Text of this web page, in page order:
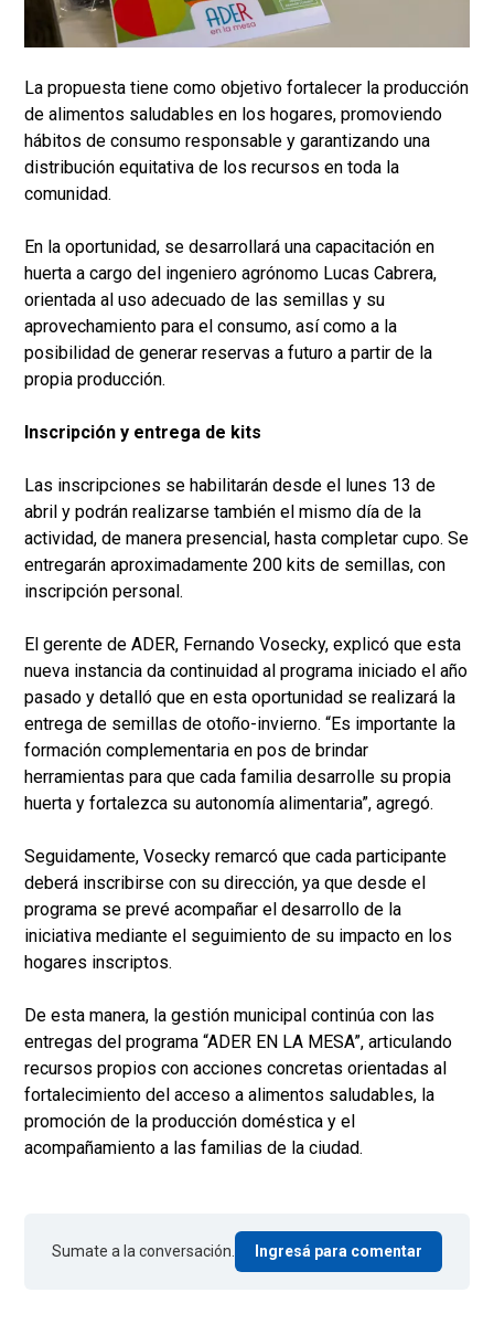
La propuesta tiene como objetivo fortalecer la producción
de alimentos saludables en los hogares, promoviendo
hábitos de consumo responsable y garantizando una
distribución equitativa de los recursos en toda la
comunidad.
En la oportunidad, se desarrollará una capacitación en
huerta a cargo del ingeniero agrónomo Lucas Cabrera,
orientada al uso adecuado de las semillas y su
aprovechamiento para el consumo, así como a la
posibilidad de generar reservas a futuro a partir de la
propia producción.
Inscripción y entrega de kits
Las inscripciones se habilitarán desde el lunes 13 de
abril y podrán realizarse también el mismo día de la
actividad, de manera presencial, hasta completar cupo. Se
entregarán aproximadamente 200 kits de semillas, con
inscripción personal.
El gerente de ADER, Fernando Vosecky, explicó que esta
nueva instancia da continuidad al programa iniciado el año
pasado y detalló que en esta oportunidad se realizará la
entrega de semillas de otoño-invierno. “Es importante la
formación complementaria en pos de brindar
herramientas para que cada familia desarrolle su propia
huerta y fortalezca su autonomía alimentaria”, agregó.
Seguidamente, Vosecky remarcó que cada participante
deberá inscribirse con su dirección, ya que desde el
programa se prevé acompañar el desarrollo de la
iniciativa mediante el seguimiento de su impacto en los
hogares inscriptos.
De esta manera, la gestión municipal continúa con las
entregas del programa “ADER EN LA MESA”, articulando
recursos propios con acciones concretas orientadas al
fortalecimiento del acceso a alimentos saludables, la
promoción de la producción doméstica y el
acompañamiento a las familias de la ciudad.
Sumate a la conversación. Ingresá para comentar